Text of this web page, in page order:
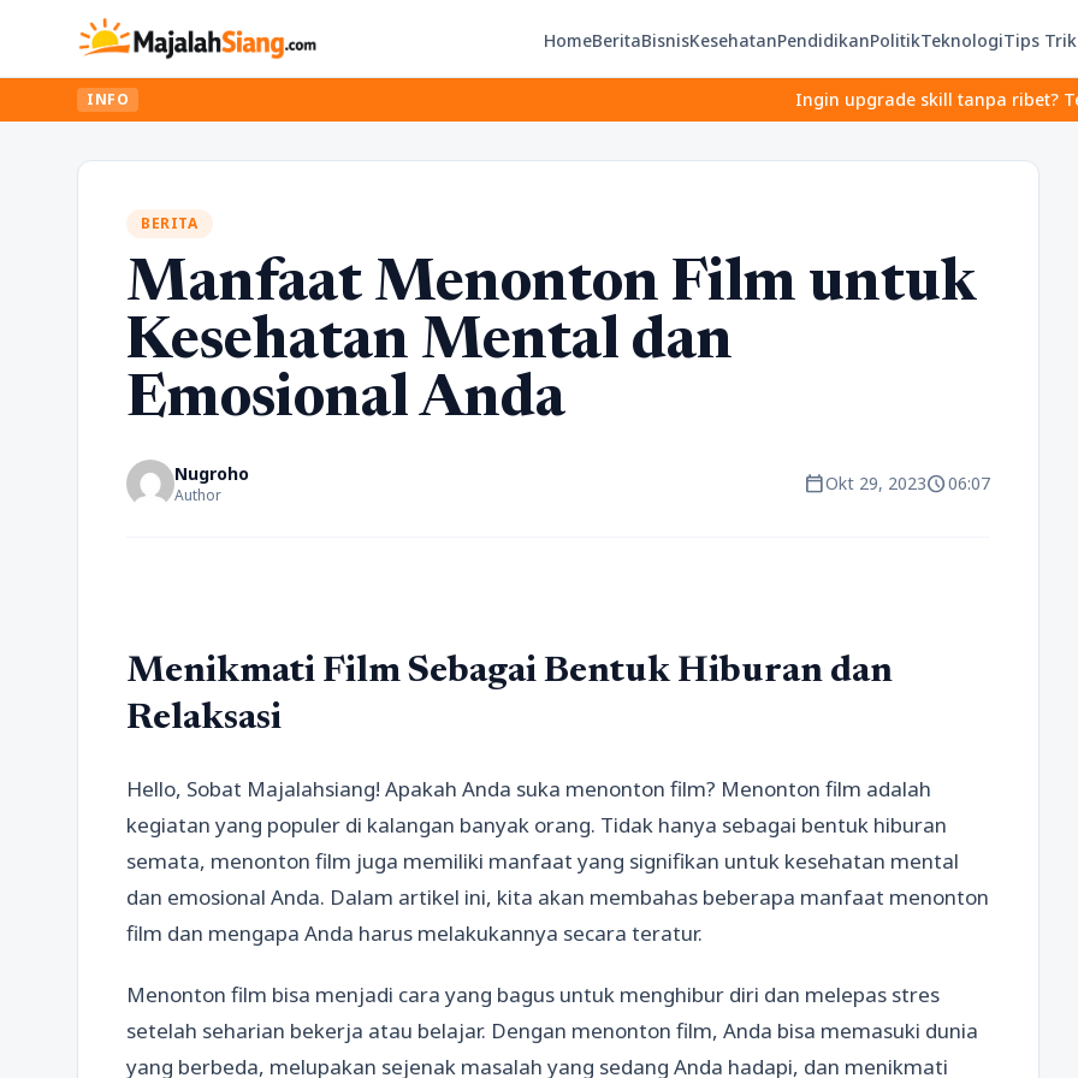
HomeBeritaBisnisKesehatanPendidikanPolitikTeknologiTips Trik
INFO Ingin upgrade skill tanpa ribet? Temukan
BERITA
Manfaat Menonton Film untuk
Kesehatan Mental dan
Emosional Anda
Nugroho
Author calendar_todayOkt 29, 2023schedule06:07
Menikmati Film Sebagai Bentuk Hiburan dan
Relaksasi
Hello, Sobat Majalahsiang! Apakah Anda suka menonton film? Menonton film adalah
kegiatan yang populer di kalangan banyak orang. Tidak hanya sebagai bentuk hiburan
semata, menonton film juga memiliki manfaat yang signifikan untuk kesehatan mental
dan emosional Anda. Dalam artikel ini, kita akan membahas beberapa manfaat menonton
film dan mengapa Anda harus melakukannya secara teratur.
Menonton film bisa menjadi cara yang bagus untuk menghibur diri dan melepas stres
setelah seharian bekerja atau belajar. Dengan menonton film, Anda bisa memasuki dunia
yang berbeda, melupakan sejenak masalah yang sedang Anda hadapi, dan menikmati